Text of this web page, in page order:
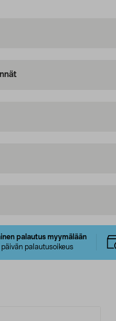
palautus myymälään
palautusoikeus